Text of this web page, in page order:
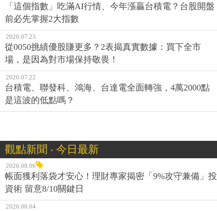
「這個指數」吃滿AI行情、今年漲贏台積電？台股開盤
前必先掌握2大指數
2026.07.23
從0050挑績優股賺更多？2表揭真實數據：買下全市
場，是因為對市場保持敬畏！
2026.07.22
台積電、聯發科、鴻海、台達電全面轉強，4萬2000點
是這波的低點嗎？
觀點新聞 ‧ 今日最新
2026.08.06
帳面獲利落袋才安心！理財專家揭密「9%攻守兼備」投
資術 留意8/10關鍵日
2026.08.04